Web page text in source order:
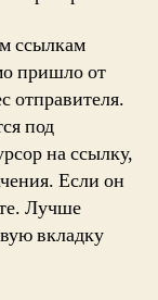
ссылкам
пришло от
отправителя.
под
на ссылку,
Если он
Лучше
вкладку